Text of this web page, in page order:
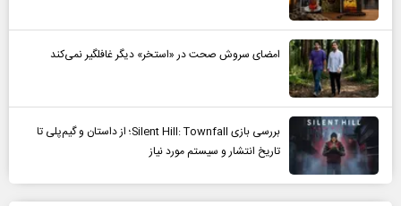
امضای سروش صحت در «استخر» دیگر غافلگیر نمی‌کند
بررسی بازی Silent Hill: Townfall؛ از داستان و گیم‌پلی تا
تاریخ انتشار و سیستم مورد نیاز